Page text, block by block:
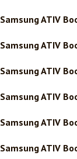
Samsung ATIV
Samsung ATIV
Samsung ATIV
Samsung ATIV
Samsung ATIV
Samsung ATIV